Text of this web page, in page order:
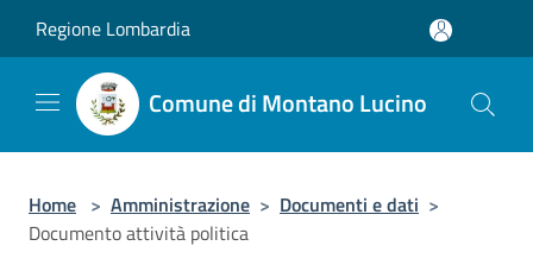
Regione Lombardia
Comune di Montano Lucino
Home > Amministrazione > Documenti e dati >
Documento attività politica